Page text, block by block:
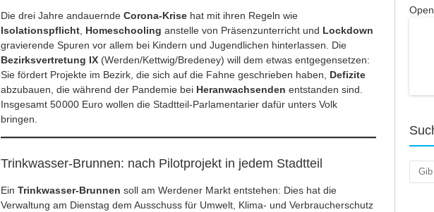
Die drei Jahre andauernde Corona-Krisehat mit ihren Regeln wie
Isolationspflicht, Homeschooling anstelle von Präsenzunterricht und Lockdown
gravierende Spuren vor allem bei Kindern und Jugendlichen hinterlassen. Die
Bezirksvertretung IX (Werden/Kettwig/Bredeney) will dem etwas entgegensetzen:
Sie fördert Projekte im Bezirk, die sich auf die Fahne geschrieben haben, Defizite
abzubauen, die während der Pandemie bei Heranwachsenden entstanden sind.
Insgesamt 50 000 Euro wollen die Stadtteil-Parlamentarier dafür unters Volk
bringen.
Trinkwasser-Brunnen: nach Pilotprojekt in jedem Stadtteil
Ein Trinkwasser-Brunnen soll am Werdener Markt entstehen: Dies hat die
Verwaltung am Dienstag dem Ausschuss für Umwelt, Klima- und Verbraucherschutz